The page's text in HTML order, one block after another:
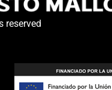
reserved